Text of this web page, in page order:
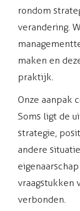
rondom
verandering.
maken en
praktijk.
Onze aanpak
Soms ligt de
strategie,
andere
vraagstukken
verbonden.